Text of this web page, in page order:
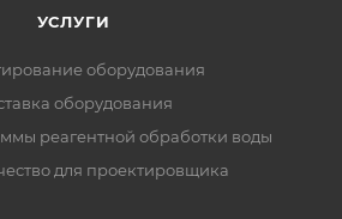
УСЛУГИ
оборудования
оборудования
реагентной обработки воды
для проектировщика